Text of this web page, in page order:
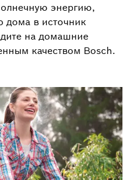
энергию,
дома в источник
на домашние
качеством Bosch.